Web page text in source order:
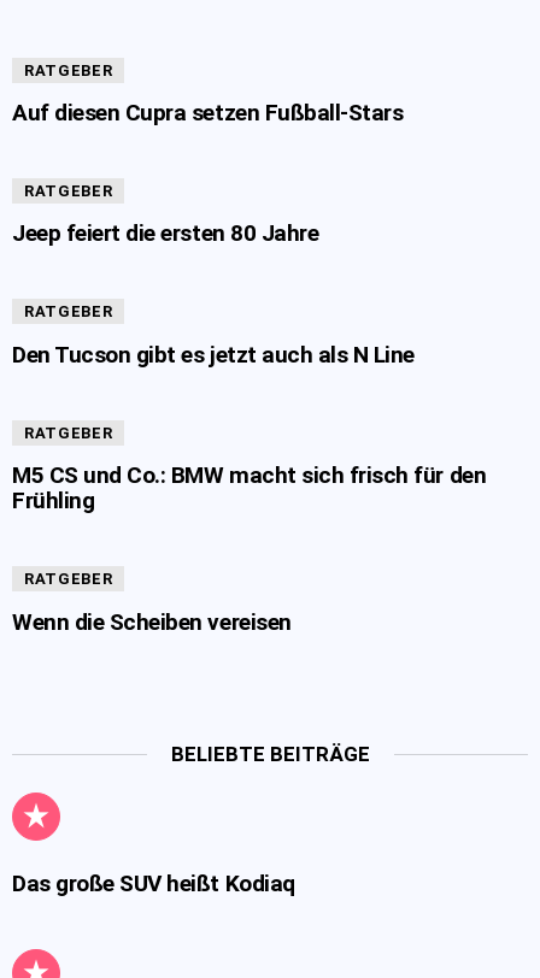
RATGEBER
Auf diesen Cupra setzen Fußball-Stars
RATGEBER
Jeep feiert die ersten 80 Jahre
RATGEBER
Den Tucson gibt es jetzt auch als N Line
RATGEBER
M5 CS und Co.: BMW macht sich frisch für den
Frühling
RATGEBER
Wenn die Scheiben vereisen
BELIEBTE BEITRÄGE
Das große SUV heißt Kodiaq